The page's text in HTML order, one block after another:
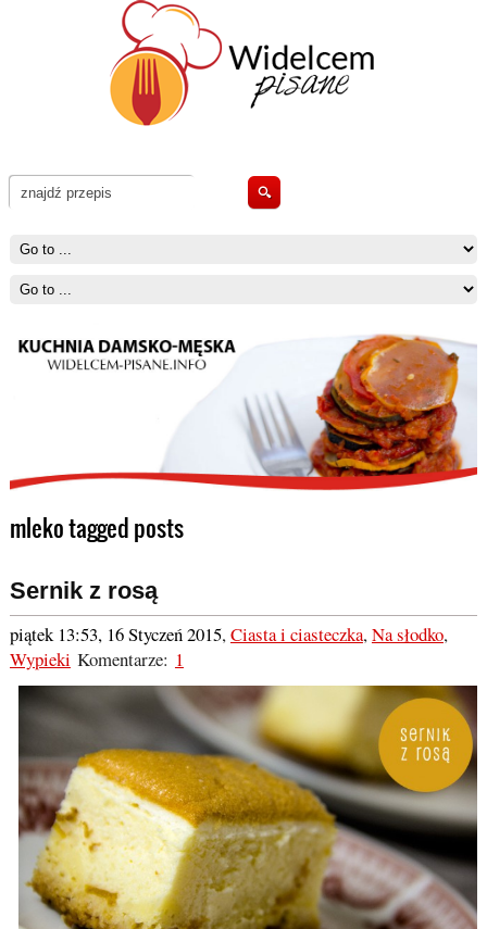
mleko tagged posts
Sernik z rosą
piątek 13:53, 16 Styczeń 2015,Ciasta i ciasteczka,Na słodko,
Wypieki Komentarze: 1